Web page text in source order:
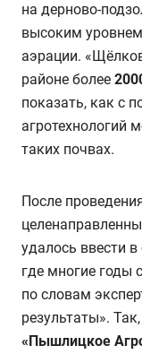
на дерново-
высоким
аэрации.
районе более
показать, как с
агротехнологий
таких почвах.
После
удалось ввести
где многие годы
по словам
результаты».
«Пышлицкое